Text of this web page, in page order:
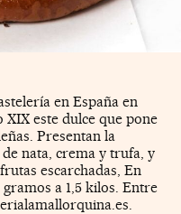
en España en
este dulce que pone
Presentan la
nata, crema y trufa, y
escarchadas, En
a 1,5 kilos. Entre